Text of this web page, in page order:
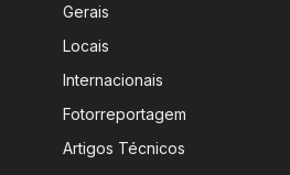
Gerais
Locais
Internacionais
Fotorreportagem
Artigos Técnicos